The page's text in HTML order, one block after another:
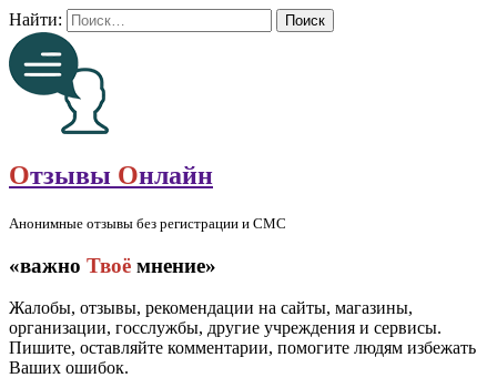
Найти:
Отзывы Онлайн
Анонимные отзывы без регистрации и СМС
«важно Твоё мнение»
Жалобы, отзывы, рекомендации на сайты, магазины,
организации, госслужбы, другие учреждения и сервисы.
Пишите, оставляйте комментарии, помогите людям избежать
Ваших ошибок.